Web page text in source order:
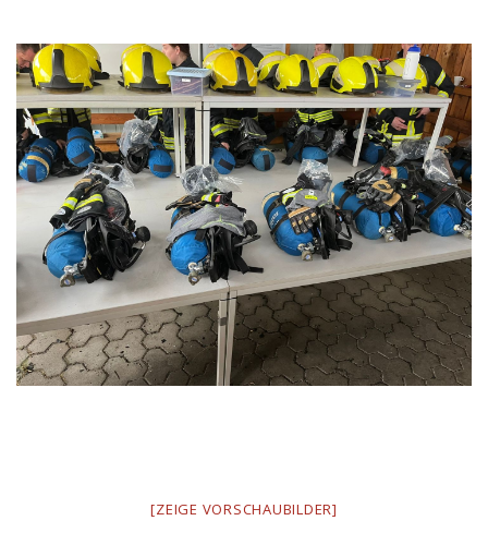
[ZEIGE VORSCHAUBILDER]